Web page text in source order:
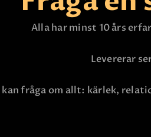
Alla har minst 10 års
Levererar
kan fråga om allt: kärlek,